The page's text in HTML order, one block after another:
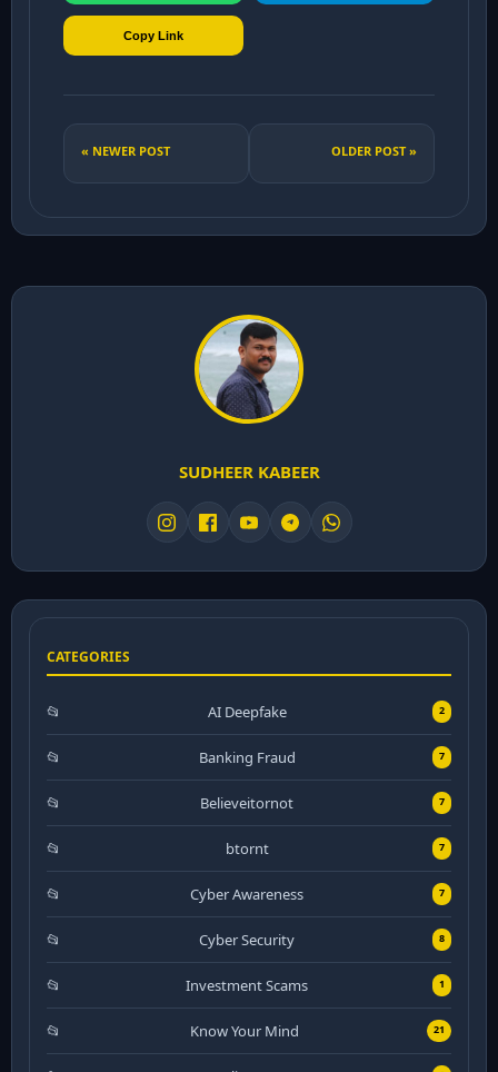
Copy Link
« NEWER POST OLDER POST »
SUDHEER KABEER
CATEGORIES
AI Deepfake 2
Banking Fraud 7
Believeitornot 7
btornt 7
Cyber Awareness 7
Cyber Security 8
Investment Scams 1
Know Your Mind 21